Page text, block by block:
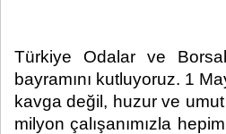
Türkiye Odalar ve
bayramını kutluyoruz. 1
kavga değil, huzur ve
milyon çalışanımızla